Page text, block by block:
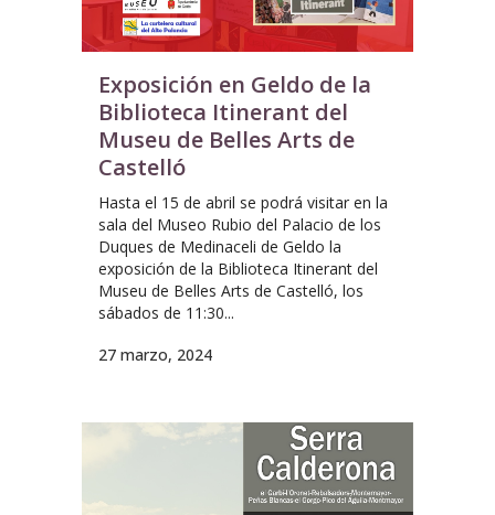
Exposición en Geldo de la
Biblioteca Itinerant del
Museu de Belles Arts de
Castelló
Hasta el 15 de abril se podrá visitar en la
sala del Museo Rubio del Palacio de los
Duques de Medinaceli de Geldo la
exposición de la Biblioteca Itinerant del
Museu de Belles Arts de Castelló, los
sábados de 11:30...
27 marzo, 2024